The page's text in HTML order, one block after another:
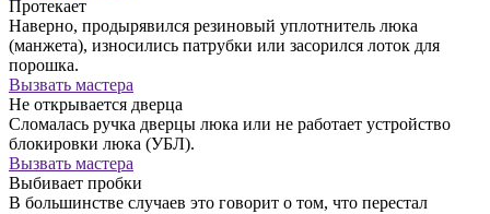
Протекает
Наверно, продырявился резиновый уплотнитель люка
(манжета), износились патрубки или засорился лоток для
порошка.
Вызвать мастера
Не открывается дверца
Сломалась ручка дверцы люка или не работает устройство
блокировки люка (УБЛ).
Вызвать мастера
Выбивает пробки
В большинстве случаев это говорит о том, что перестал